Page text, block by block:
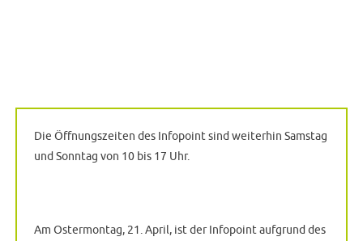
Die Öffnungszeiten des Infopoint sind weiterhin Samstag
und Sonntag von 10 bis 17 Uhr.
Am Ostermontag, 21. April, ist der Infopoint aufgrund des